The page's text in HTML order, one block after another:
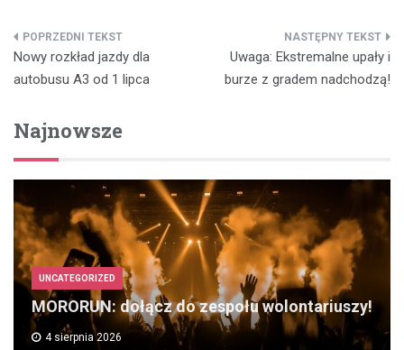
Nawigacja
wpisu
Nowy rozkład jazdy dla
autobusu A3 od 1 lipca
Uwaga: Ekstremalne upały i
burze z gradem nadchodzą!
Najnowsze
UNCATEGORIZED
MORORUN: dołącz do zespołu wolontariuszy!
4 sierpnia 2026